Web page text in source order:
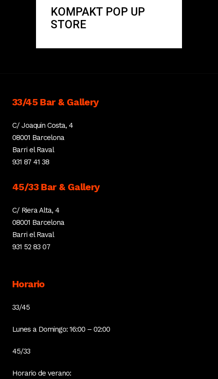
KOMPAKT POP UP
STORE
33/45 Bar & Gallery
C/ Joaquin Costa, 4
08001 Barcelona
Barri el Raval
931 87 41 38
45/33 Bar & Gallery
C/ Riera Alta, 4
08001 Barcelona
Barri el Raval
931 52 83 07
Horario
33/45
Lunes a Domingo: 16:00 – 02:00
45/33
Horario de verano: